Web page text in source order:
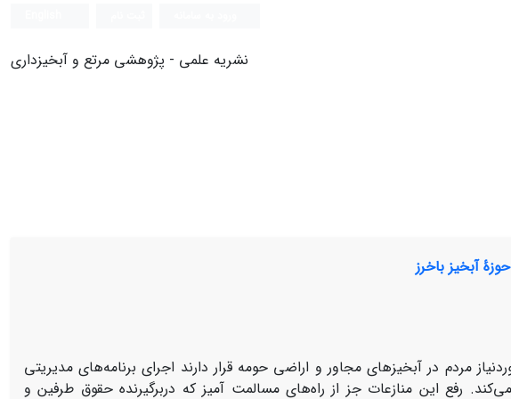
نشریه علمی - پژوهشی مرتع و آبخیزداری
آبخیز باخرز
مردم در آبخیزهای مجاور و اراضی حومه قرار دارند اجرای برنامه‌‌های مدیریتی
رفع این منازعات جز از راه‌های مسالمت آمیز که دربرگیرنده حقوق طرفین و